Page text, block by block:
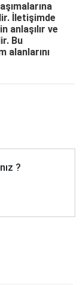
İletişimde
anlaşılır ve
Bu
alanlarını
?